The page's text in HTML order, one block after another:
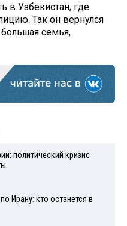
в Узбекистан, где
Так он вернулся
большая семья,
политический кризис
Ирану: кто останется в